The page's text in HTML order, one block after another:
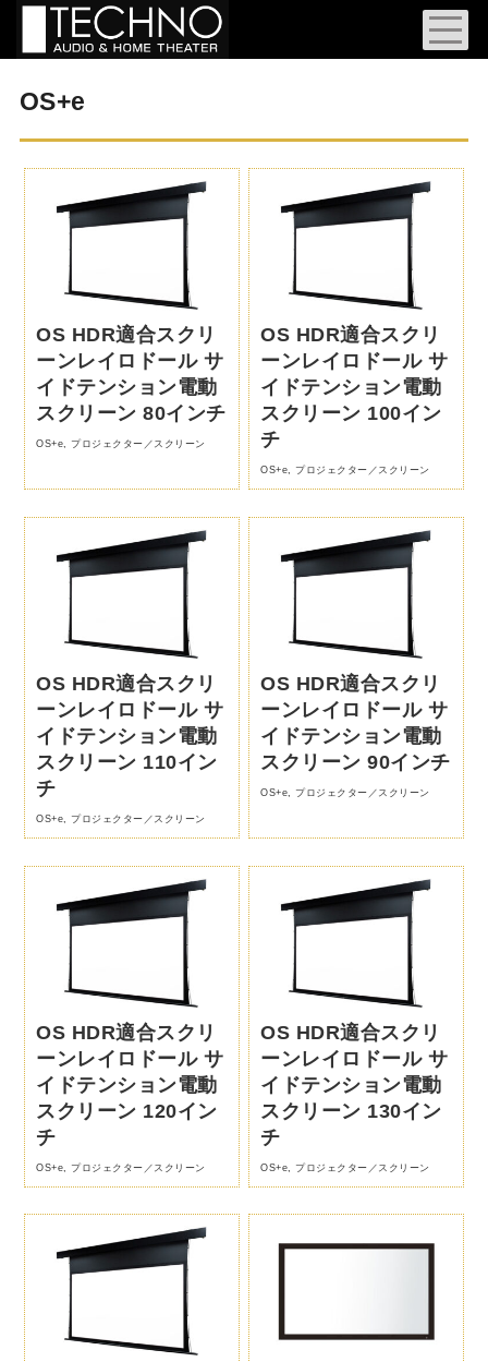
OS+e
OS HDR適合スクリ
ーンレイロドール サ
イドテンション電動
スクリーン 80インチ
OS+e,プロジェクター／スクリーン
OS HDR適合スクリ
ーンレイロドール サ
イドテンション電動
スクリーン 100イン
チ
OS+e,プロジェクター／スクリーン
OS HDR適合スクリ
ーンレイロドール サ
イドテンション電動
スクリーン 110イン
チ
OS+e ,プロジェクター／スクリーン
OS HDR適合スクリ
ーンレイロドール サ
イドテンション電動
スクリーン 90インチ
OS+e ,プロジェクター／スクリーン
OS HDR適合スクリ
ーンレイロドール サ
イドテンション電動
スクリーン 120イン
チ
OS+e ,プロジェクター／スクリーン
OS HDR適合スクリ
ーンレイロドール サ
イドテンション電動
スクリーン 130イン
チ
OS+e ,プロジェクター／スクリーン